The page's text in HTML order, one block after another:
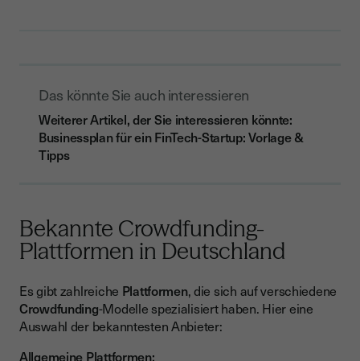
Das könnte Sie auch interessieren
Weiterer Artikel, der Sie interessieren könnte:
Businessplan für ein FinTech-Startup: Vorlage &
Tipps
Bekannte Crowdfunding-
Plattformen in Deutschland
Es gibt zahlreiche Plattformen, die sich auf verschiedene
Crowdfunding-Modelle spezialisiert haben. Hier eine
Auswahl der bekanntesten Anbieter:
Allgemeine Plattformen: